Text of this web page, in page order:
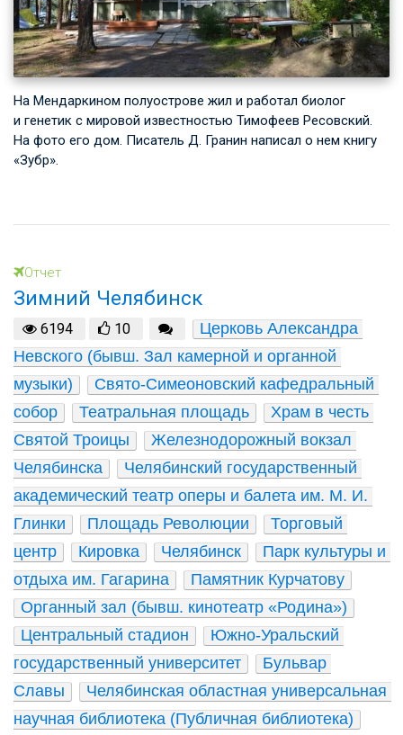
На Мендаркином полуострове жил и работал биолог
и генетик с мировой известностью Тимофеев Ресовский.
На фото его дом. Писатель Д. Гранин написал о нем книгу
«Зубр».
Отчет
Зимний Челябинск
6194 10
Церковь Александра
Невского (бывш. Зал камерной и органной
музыки)
Свято-Симеоновский кафедральный
собор
Театральная площадь
Храм в честь
Святой Троицы
Железнодорожный вокзал
Челябинска
Челябинский государственный
академический театр оперы и балета им. М. И.
Глинки
Площадь Революции
Торговый
центр
Кировка Челябинск
Парк культуры и
отдыха им. Гагарина
Памятник Курчатову
Органный зал (бывш. кинотеатр «Родина»)
Центральный стадион
Южно-Уральский
государственный университет
Бульвар
Славы
Челябинская областная универсальная
научная библиотека (Публичная библиотека)